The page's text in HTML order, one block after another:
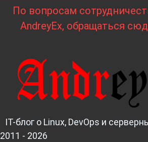
По вопросам
AndreyEx, обращаться
IT-блог о Linux, DevOps и
2011 - 2026